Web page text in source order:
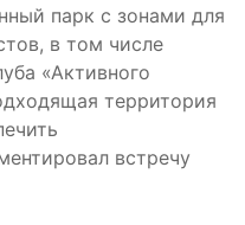
парк с зонами для
в том числе
«Активного
территория
встречу